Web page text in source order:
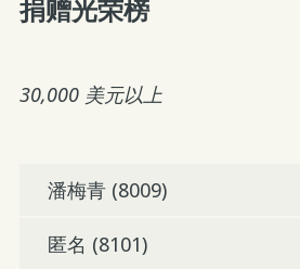
捐赠光荣榜
30,000 美元以上
潘梅青 (8009)
匿名 (8101)